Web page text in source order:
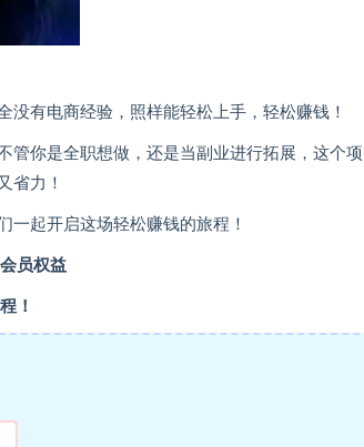
有电商经验，照样能轻松上手，轻松赚钱！
管你是全职想做，还是当副业进行拓展，这个
省力！
一起开启这场轻松赚钱的旅程！
员权益
！